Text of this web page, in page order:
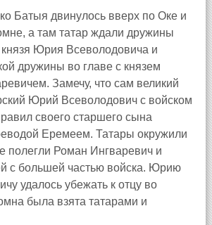
Батыя двинулось вверх по Оке и
а там татар ждали дружины
князя Юрия Всеволодовича и
дружины во главе с князем
Замечу, что сам великий
Юрий Всеволодович с войском
своего старшего сына
Еремеем. Татары окружили
полегли Роман Ингваревич и
с большей частью войска. Юрию
удалось убежать к отцу во
была взята татарами и